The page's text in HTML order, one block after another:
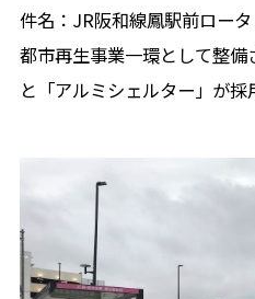
件名：JR阪和線鳳駅前ロー
都市再生事業一環として整備
と「アルミシェルター」が採